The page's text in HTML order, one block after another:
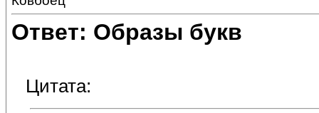
Ответ: Образы букв
Цитата: